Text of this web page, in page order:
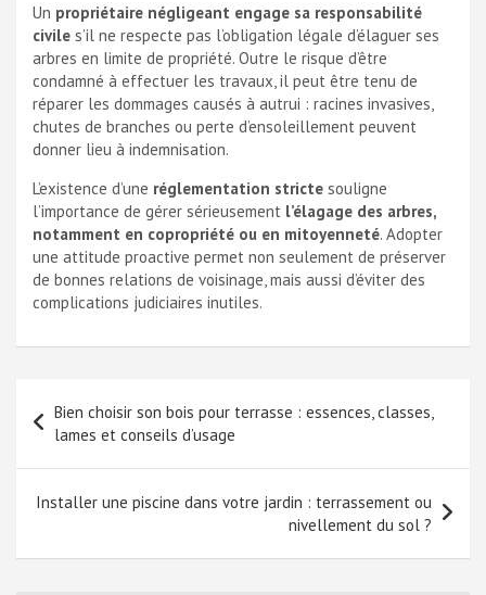
Un propriétaire négligeant engage sa responsabilité
civile s’il ne respecte pas l’obligation légale d’élaguer ses
arbres en limite de propriété. Outre le risque d’être
condamné à effectuer les travaux, il peut être tenu de
réparer les dommages causés à autrui : racines invasives,
chutes de branches ou perte d’ensoleillement peuvent
donner lieu à indemnisation.
L’existence d’une réglementation stricte souligne
l’importance de gérer sérieusement l’élagage des arbres,
notamment en copropriété ou en mitoyenneté. Adopter
une attitude proactive permet non seulement de préserver
de bonnes relations de voisinage, mais aussi d’éviter des
complications judiciaires inutiles.
de
l’article
Bien choisir son bois pour terrasse : essences, classes,
lames et conseils d’usage
Installer une piscine dans votre jardin : terrassement ou
nivellement du sol ?